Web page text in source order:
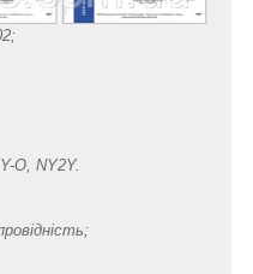
O, NY2Y.